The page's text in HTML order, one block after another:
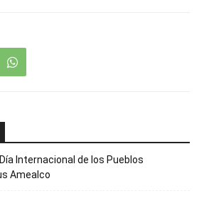
Internacional de los Pueblos
Amealco